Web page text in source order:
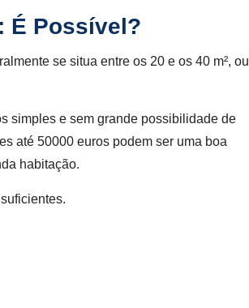
É Possível?
se situa entre os 20 e os 40 m², ou
simples e sem grande possibilidade de
até 50000 euros podem ser uma boa
habitação.